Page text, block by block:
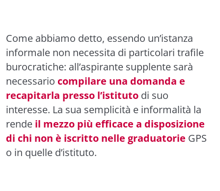
Come abbiamo detto, essendo un’istanza
informale non necessita di particolari trafile
burocratiche: all’aspirante supplente sarà
necessario compilare una domanda e
recapitarla presso l’istituto di suo
interesse. La sua semplicità e informalità la
rende il mezzo più efficace a disposizione
di chi non è iscritto nelle graduatorie GPS
o in quelle d’istituto.